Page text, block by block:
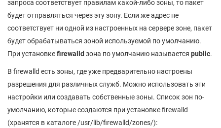
запроса соответствует правилам какой-либо зоны, то пакет
будет отправляться через эту зону. Если же адрес не
соответствует ни одной из настроенных на сервере зоне, пакет
будет обрабатываться зоной используемой по умолчанию.
При установкеfirewalld зона по умолчанию называется public.
В firewalld есть зоны, где уже предварительно настроены
разрешения для различных служб. Можно использовать эти
настройки или создавать собственные зоны. Список зон по-
умолчанию, которые создаются при установке firewalld
(хранятся в каталоге /usr/lib/firewalld/zones/):